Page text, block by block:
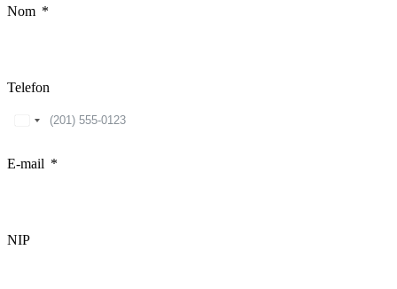
Nom
Telefon
United
E-mail
NIP